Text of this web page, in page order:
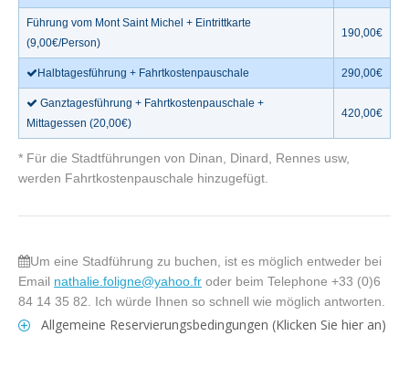
Führung vom Mont Saint Michel + Eintrittkarte
(9,00€/Person)
190,00€
Halbtagesführung + Fahrtkostenpauschale 290,00€
Ganztagesführung + Fahrtkostenpauschale +
Mittagessen (20,00€)
420,00€
* Für die Stadtführungen von Dinan, Dinard, Rennes usw,
werden Fahrtkostenpauschale hinzugefügt.
Um eine Stadführung zu buchen, ist es möglich entweder bei
Email nathalie.foligne@yahoo.fr oder beim Telephone +33 (0)6
84 14 35 82. Ich würde Ihnen so schnell wie möglich antworten.
Allgemeine Reservierungsbedingungen (Klicken Sie hier an)